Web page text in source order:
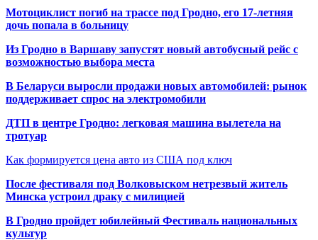
Мотоциклист погиб на трассе под Гродно, его 17-летняя
дочь попала в больницу
Из Гродно в Варшаву запустят новый автобусный рейс с
возможностью выбора места
В Беларуси выросли продажи новых автомобилей: рынок
поддерживает спрос на электромобили
ДТП в центре Гродно: легковая машина вылетела на
тротуар
Как формируется цена авто из США под ключ
После фестиваля под Волковыском нетрезвый житель
Минска устроил драку с милицией
В Гродно пройдет юбилейный Фестиваль национальных
культур